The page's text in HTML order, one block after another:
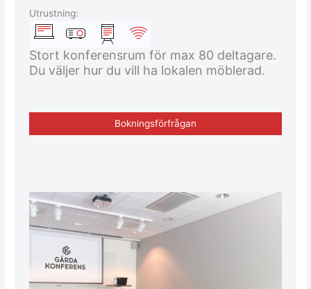
Utrustning:
Stort konferensrum för max 80 deltagare.
Du väljer hur du vill ha lokalen möblerad.
Bokningsförfrågan